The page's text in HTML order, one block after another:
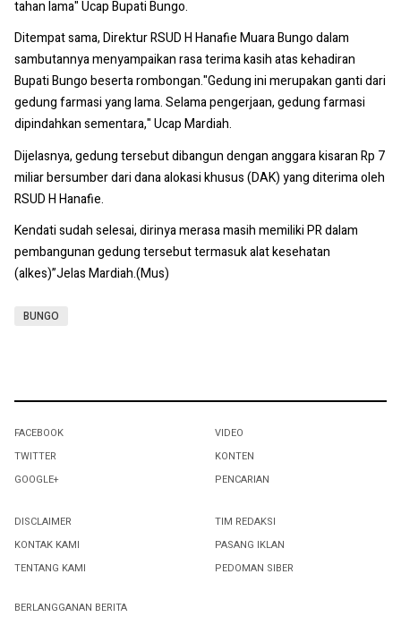
tahan lama" Ucap Bupati Bungo.
Ditempat sama, Direktur RSUD H Hanafie Muara Bungo dalam
sambutannya menyampaikan rasa terima kasih atas kehadiran
Bupati Bungo beserta rombongan."Gedung ini merupakan ganti dari
gedung farmasi yang lama. Selama pengerjaan, gedung farmasi
dipindahkan sementara," Ucap Mardiah.
Dijelasnya, gedung tersebut dibangun dengan anggara kisaran Rp 7
miliar bersumber dari dana alokasi khusus (DAK) yang diterima oleh
RSUD H Hanafie.
Kendati sudah selesai, dirinya merasa masih memiliki PR dalam
pembangunan gedung tersebut termasuk alat kesehatan
(alkes)”Jelas Mardiah.(Mus)
BUNGO
FACEBOOK
TWITTER
GOOGLE+
VIDEO
KONTEN
PENCARIAN
DISCLAIMER
KONTAK KAMI
TENTANG KAMI
TIM REDAKSI
PASANG IKLAN
PEDOMAN SIBER
BERLANGGANAN BERITA